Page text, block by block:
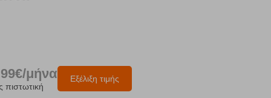
Εξέλιξη τιμής
μήνα
πιστωτική